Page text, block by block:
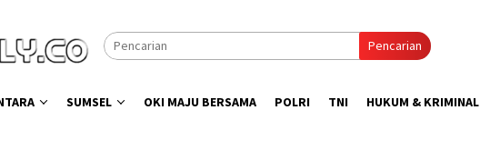
Pencarian
SUMSEL OKI MAJU BERSAMA POLRI TNI HUKUM & KRIMINAL